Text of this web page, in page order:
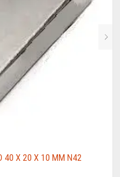
40 X 20 X 10 MM N42